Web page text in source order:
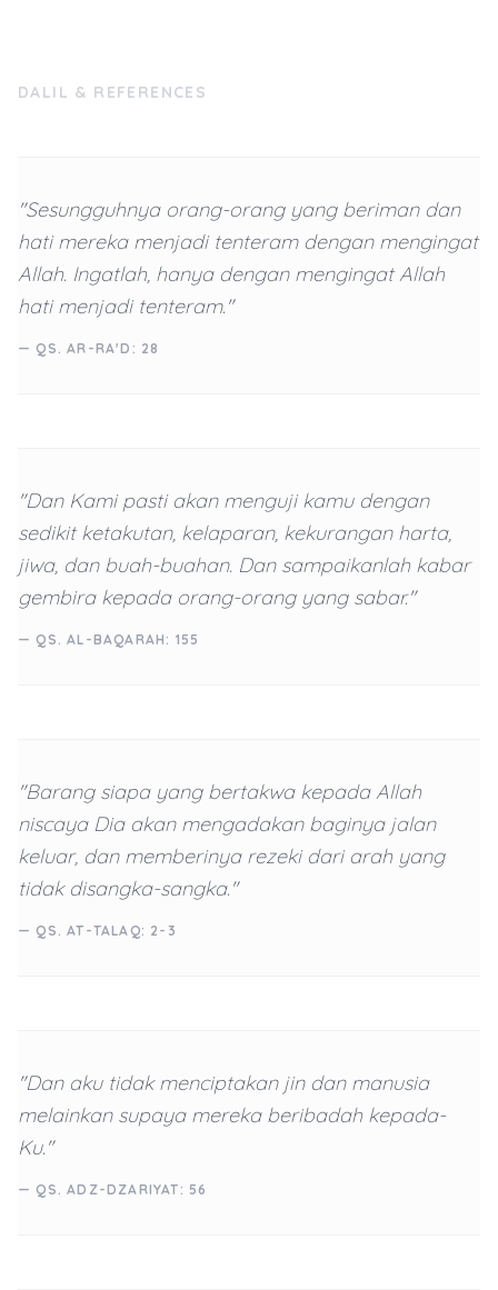
DALIL & REFERENCES
"Sesungguhnya orang-orang yang beriman dan
hati mereka menjadi tenteram dengan mengingat
Allah. Ingatlah, hanya dengan mengingat Allah
hati menjadi tenteram."
— QS. AR-RA'D: 28
"Dan Kami pasti akan menguji kamu dengan
sedikit ketakutan, kelaparan, kekurangan harta,
jiwa, dan buah-buahan. Dan sampaikanlah kabar
gembira kepada orang-orang yang sabar."
— QS. AL-BAQARAH: 155
"Barang siapa yang bertakwa kepada Allah
niscaya Dia akan mengadakan baginya jalan
keluar, dan memberinya rezeki dari arah yang
tidak disangka-sangka."
— QS. AT-TALAQ: 2-3
"Dan aku tidak menciptakan jin dan manusia
melainkan supaya mereka beribadah kepada-
Ku."
— QS. ADZ-DZARIYAT: 56